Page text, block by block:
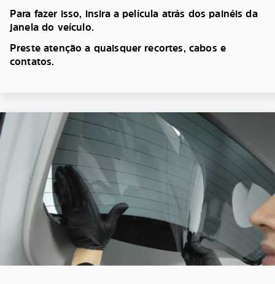
Para fazer isso, insira a película atrás dos painéis da
janela do veículo.
Preste atenção a quaisquer recortes, cabos e
contatos.